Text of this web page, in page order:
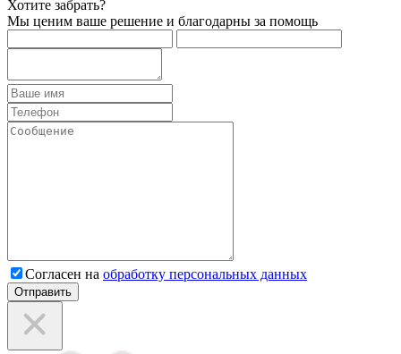
Хотите забрать?
Мы ценим ваше решение и благодарны за помощь
Согласен на обработку персональных данных
Отправить